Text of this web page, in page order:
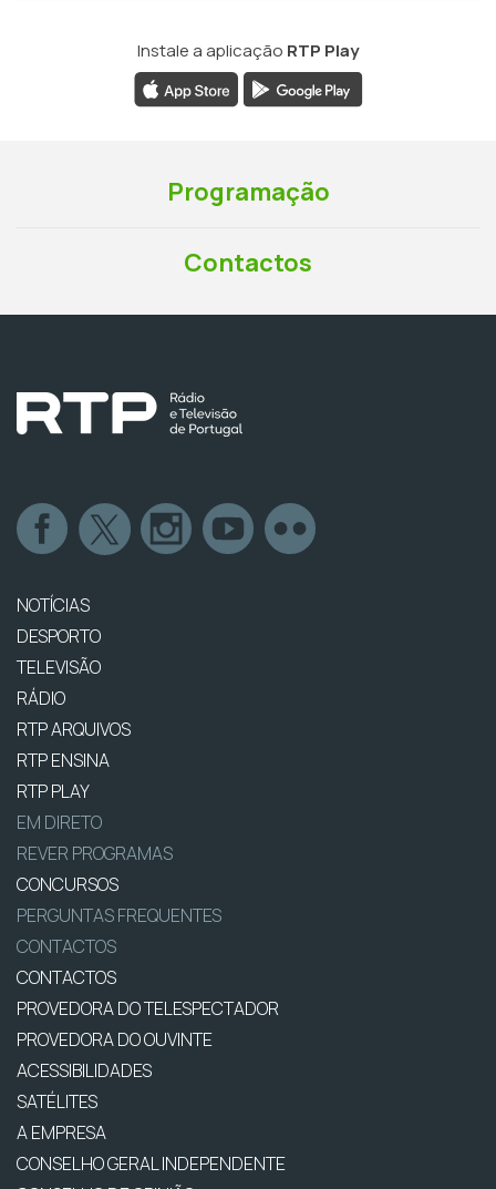
Instale a aplicação RTP Play
Programação
Contactos
NOTÍCIAS
DESPORTO
TELEVISÃO
RÁDIO
RTP ARQUIVOS
RTP ENSINA
RTP PLAY
EM DIRETO
REVER PROGRAMAS
CONCURSOS
PERGUNTAS FREQUENTES
CONTACTOS
CONTACTOS
PROVEDORA DO TELESPECTADOR
PROVEDORA DO OUVINTE
ACESSIBILIDADES
SATÉLITES
A EMPRESA
CONSELHO GERAL INDEPENDENTE